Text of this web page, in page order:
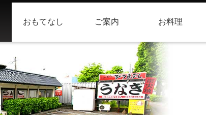
おもてなし ご案内 お料理